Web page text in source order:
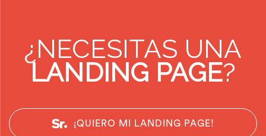
¿NECESITAS UNA
LANDING PAGE?
¡QUIERO MI LANDING PAGE!